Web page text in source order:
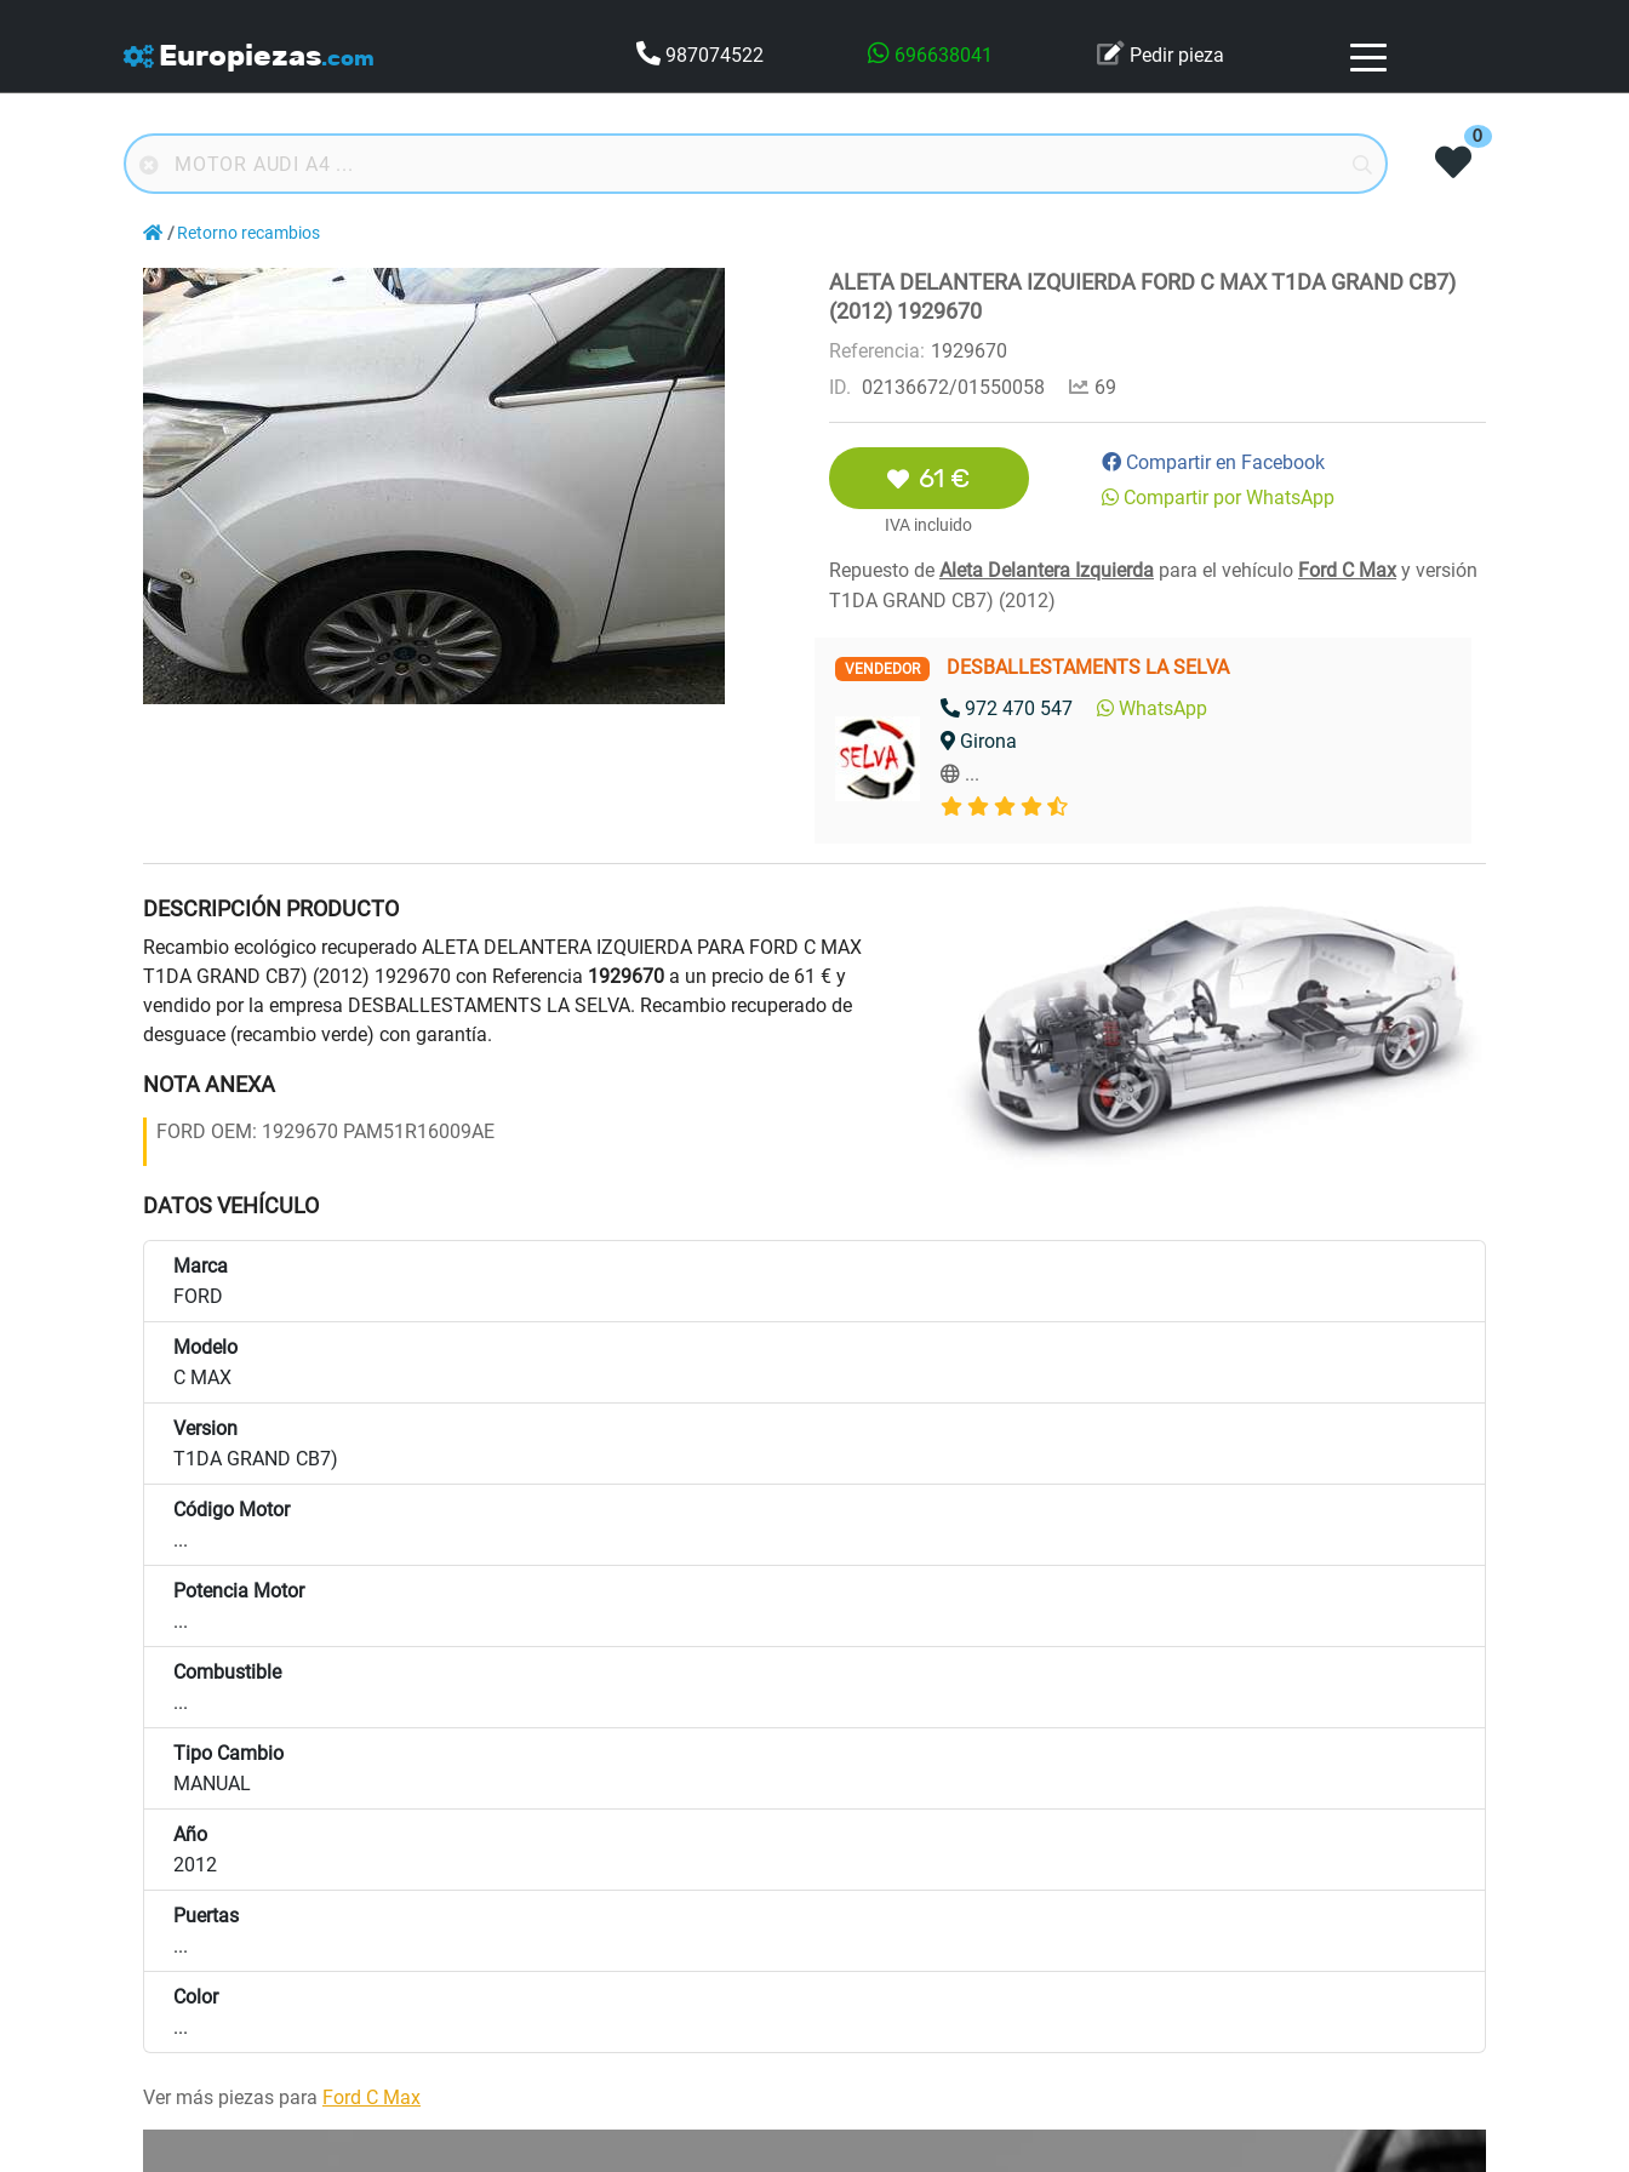
Europiezas.com 987074522 696638041 Pedir pieza
0
Retorno recambios
ALETA DELANTERA IZQUIERDA FORD C MAX T1DA GRAND CB7)
(2012) 1929670
Referencia: 1929670
ID. 02136672/01550058 69
61 €
IVA incluido
Compartir en Facebook
Compartir por WhatsApp
Repuesto de Aleta Delantera Izquierda para el vehículo Ford C Maxy versión
T1DA GRAND CB7) (2012)
VENDEDOR
DESBALLESTAMENTS LA SELVA
972 470 547
WhatsApp
Girona
...
DESCRIPCIÓN PRODUCTO
Recambio ecológico recuperado ALETA DELANTERA IZQUIERDA PARA FORD C MAX
T1DA GRAND CB7) (2012) 1929670 con Referencia 1929670 a un precio de 61 € y
vendido por la empresa DESBALLESTAMENTS LA SELVA. Recambio recuperado de
desguace (recambio verde) con garantía.
NOTA ANEXA
FORD OEM: 1929670 PAM51R16009AE
DATOS VEHÍCULO
Marca
FORD
Modelo
C MAX
Version
T1DA GRAND CB7)
Código Motor
...
Potencia Motor
...
Combustible
...
Tipo Cambio
MANUAL
Año
2012
Puertas
...
Color
...
Ver más piezas para Ford C Max